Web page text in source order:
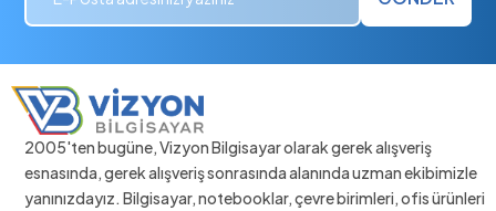
2005'ten bugüne, Vizyon Bilgisayar olarak gerek alışveriş
esnasında, gerek alışveriş sonrasında alanında uzman ekibimizle
yanınızdayız. Bilgisayar, notebooklar, çevre birimleri, ofis ürünleri